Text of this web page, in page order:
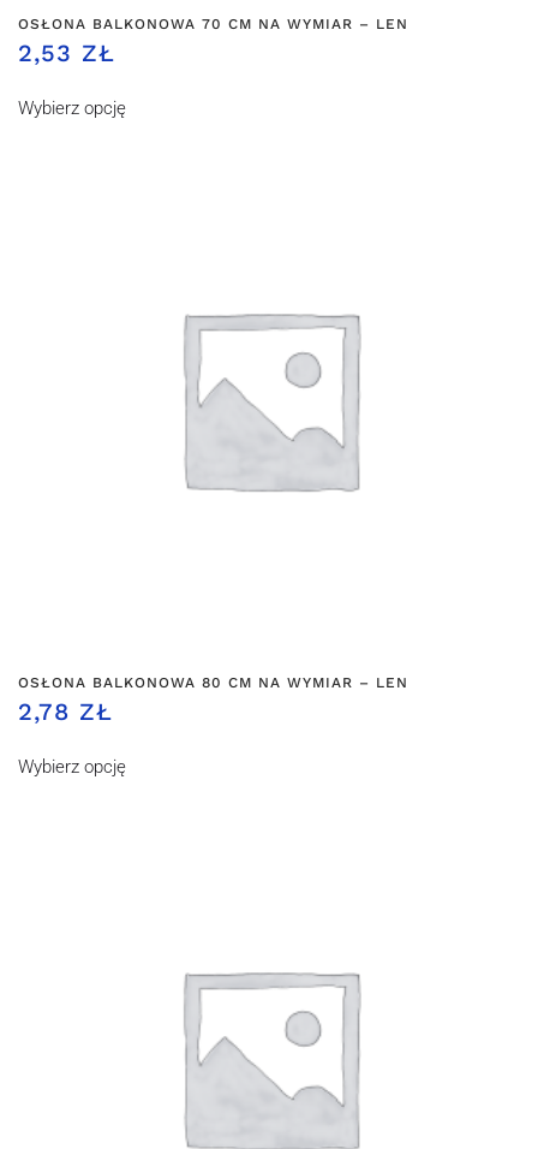
OSŁONA BALKONOWA 70 CM NA WYMIAR – LEN
2,53 ZŁ
Wybierz opcję
OSŁONA BALKONOWA 80 CM NA WYMIAR – LEN
2,78 ZŁ
Wybierz opcję